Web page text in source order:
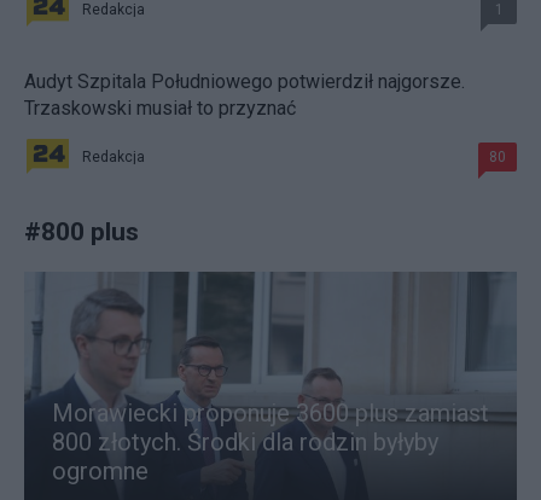
Redakcja 1
Audyt Szpitala Południowego potwierdził najgorsze.
Trzaskowski musiał to przyznać
Redakcja 80
#800 plus
Morawiecki proponuje 3600 plus zamiast
800 złotych. Środki dla rodzin byłyby
ogromne